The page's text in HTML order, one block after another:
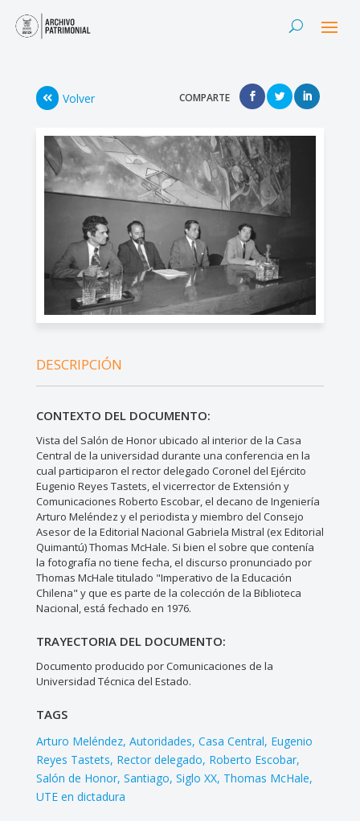
Volver COMPARTE
DESCRIPCIÓN
CONTEXTO DEL DOCUMENTO:
Vista del Salón de Honor ubicado al interior de la Casa
Central de la universidad durante una conferencia en la
cual participaron el rector delegado Coronel del Ejército
Eugenio Reyes Tastets, el vicerrector de Extensión y
Comunicaciones Roberto Escobar, el decano de Ingeniería
Arturo Meléndez y el periodista y miembro del Consejo
Asesor de la Editorial Nacional Gabriela Mistral (ex Editorial
Quimantú) Thomas McHale. Si bien el sobre que contenía
la fotografía no tiene fecha, el discurso pronunciado por
Thomas McHale titulado "Imperativo de la Educación
Chilena" y que es parte de la colección de la Biblioteca
Nacional, está fechado en 1976.
TRAYECTORIA DEL DOCUMENTO:
Documento producido por Comunicaciones de la
Universidad Técnica del Estado.
TAGS
Arturo Meléndez Autoridades Casa Central Eugenio
Reyes Tastets Rector delegado Roberto Escobar
Salón de Honor Santiago Siglo XX Thomas McHale
UTE en dictadura